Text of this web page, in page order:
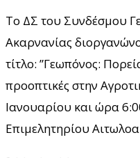
Το ΔΣ του Συνδέσμου
Ακαρνανίας
τίτλο: ”Γεωπόνος:
προοπτικές στην
Ιανουαρίου και ώρα
Επιμελητηρίου